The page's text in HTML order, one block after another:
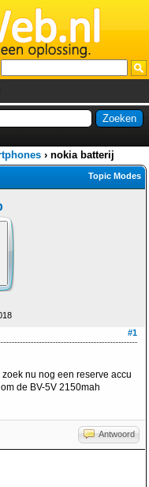
› nokia batterij
Topic Modes
#1
nu nog een reserve accu
de BV-5V 2150mah
Antwoord